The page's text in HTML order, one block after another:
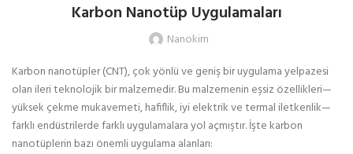
Karbon Nanotüp Uygulamaları
Nanokim
Karbon nanotüpler (CNT), çok yönlü ve geniş bir uygulama yelpazesi
olan ileri teknolojik bir malzemedir. Bu malzemenin eşsiz özellikleri—
yüksek çekme mukavemeti, hafiflik, iyi elektrik ve termal iletkenlik—
farklı endüstrilerde farklı uygulamalara yol açmıştır. İşte karbon
nanotüplerin bazı önemli uygulama alanları: